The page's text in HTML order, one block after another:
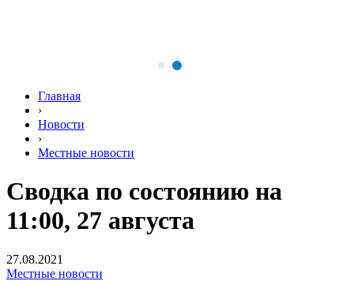
Главная
›
Новости
›
Местные новости
Сводка по состоянию на
11:00, 27 августа
27.08.2021
Местные новости